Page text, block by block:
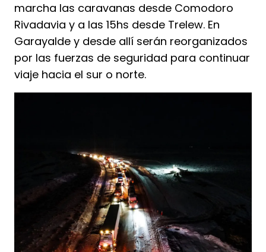
marcha las caravanas desde Comodoro
Rivadavia y a las 15hs desde Trelew. En
Garayalde y desde allí serán reorganizados
por las fuerzas de seguridad para continuar
viaje hacia el sur o norte.